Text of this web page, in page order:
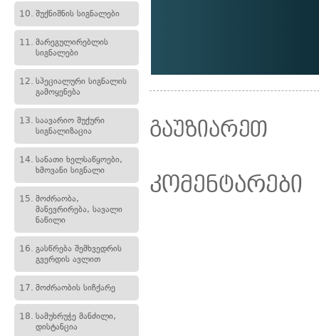
10. შუქნიშნის სიგნალები
11. მარეგულირებლის
სიგნალები
12. სპეციალური სიგნალის
გამოყენება
13. საავარიო შუქური
სიგნალიზაცია
14. სანათი ხელსაწყოები,
ხმოვანი სიგნალი
15. მოძრაობა,
მანევრირება, სავალი
ნაწილი
16. გასწრება შემხვედრის
გვერდის ავლით
17. მოძრაობის სიჩქარე
18. სამუხრუჭე მანძილი,
დისტანცია
გაუზიარეთ
კომენტარები